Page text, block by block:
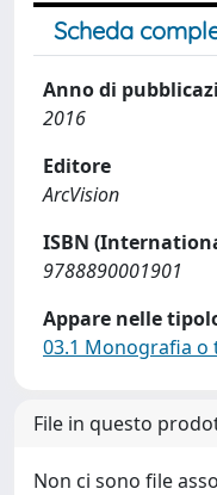
Scheda
Anno di
2016
Editore
ArcVision
ISBN
9788890001901
Appare nelle
03.1 Monografia
File in questo
Non ci sono file